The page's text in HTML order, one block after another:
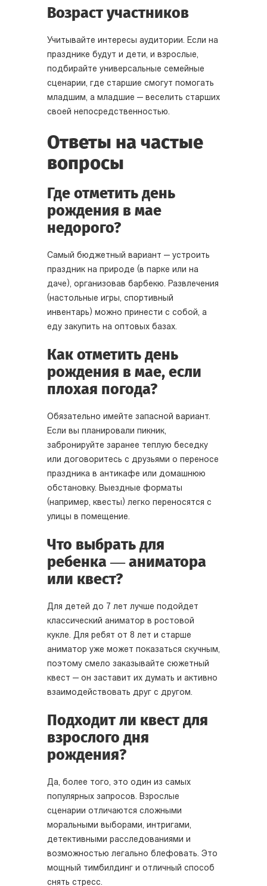
Возраст участников
Учитывайте интересы аудитории. Если на
празднике будут и дети, и взрослые,
подбирайте универсальные семейные
сценарии, где старшие смогут помогать
младшим, а младшие — веселить старших
своей непосредственностью.
Ответы на частые
вопросы
Где отметить день
рождения в мае
недорого?
Самый бюджетный вариант — устроить
праздник на природе (в парке или на
даче), организовав барбекю. Развлечения
(настольные игры, спортивный
инвентарь) можно принести с собой, а
еду закупить на оптовых базах.
Как отметить день
рождения в мае, если
плохая погода?
Обязательно имейте запасной вариант.
Если вы планировали пикник,
забронируйте заранее теплую беседку
или договоритесь с друзьями о переносе
праздника в антикафе или домашнюю
обстановку. Выездные форматы
(например, квесты) легко переносятся с
улицы в помещение.
Что выбрать для
ребенка — аниматора
или квест?
Для детей до 7 лет лучше подойдет
классический аниматор в ростовой
кукле. Для ребят от 8 лет и старше
аниматор уже может показаться скучным,
поэтому смело заказывайте сюжетный
квест — он заставит их думать и активно
взаимодействовать друг с другом.
Подходит ли квест для
взрослого дня
рождения?
Да, более того, это один из самых
популярных запросов. Взрослые
сценарии отличаются сложными
моральными выборами, интригами,
детективными расследованиями и
возможностью легально блефовать. Это
мощный тимбилдинг и отличный способ
снять стресс.